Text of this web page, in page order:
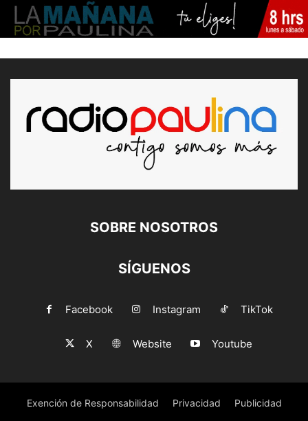
SOBRE NOSOTROS
SÍGUENOS
Facebook Instagram TikTok
X Website Youtube
Exención de Responsabilidad Privacidad Publicidad